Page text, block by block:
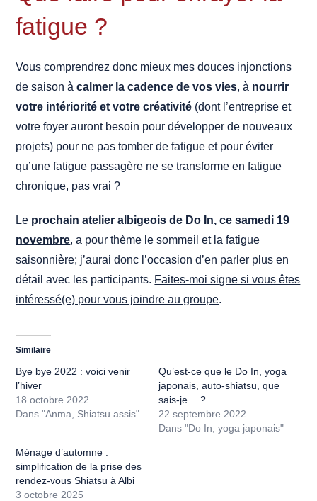
fatigue ?
Vous comprendrez donc mieux mes douces injonctions
de saison àcalmer la cadence de vos vies, à nourrir
votre intériorité et votre créativité (dont l’entreprise et
votre foyer auront besoin pour développer de nouveaux
projets) pour ne pas tomber de fatigue et pour éviter
qu’une fatigue passagère ne se transforme en fatigue
chronique, pas vrai ?
Le prochain atelier albigeois de Do In,ce samedi 19
novembre, a pour thème le sommeil et la fatigue
saisonnière; j’aurai donc l’occasion d’en parler plus en
détail avec les participants. Faites-moi signe si vous êtes
intéressé(e) pour vous joindre au groupe.
Similaire
Bye bye 2022 : voici venir
l’hiver
18 octobre 2022
Dans "Anma, Shiatsu assis"
Qu’est-ce que le Do In, yoga
japonais, auto-shiatsu, que
sais-je… ?
22 septembre 2022
Dans "Do In, yoga japonais"
Ménage d’automne :
simplification de la prise des
rendez-vous Shiatsu à Albi
3 octobre 2025